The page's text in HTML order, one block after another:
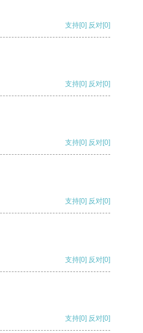
支持[0] 反对[0]
支持[0] 反对[0]
支持[0] 反对[0]
支持[0] 反对[0]
支持[0] 反对[0]
支持[0] 反对[0]